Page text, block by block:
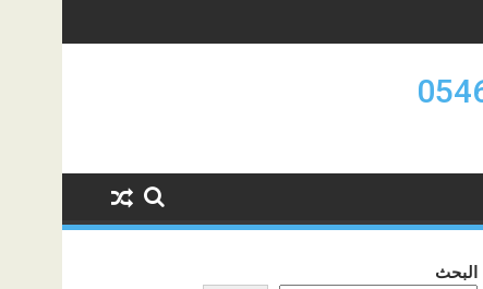
البحث